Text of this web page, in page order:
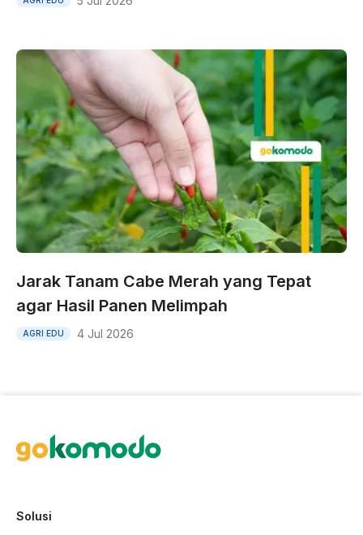
Jarak Tanam Cabe Merah yang Tepat
agar Hasil Panen Melimpah
AGRI EDU 4 Jul 2026
Solusi